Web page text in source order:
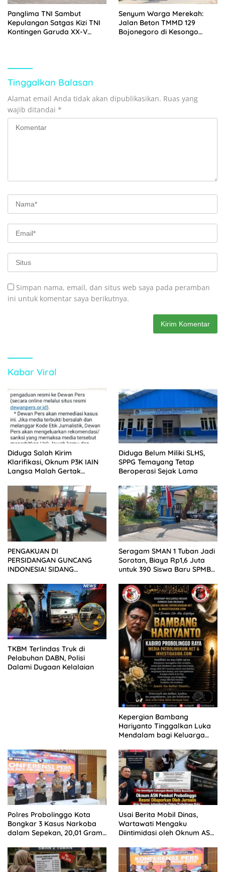
Panglima TNI Sambut
Kepulangan Satgas Kizi TNI
Kontingen Garuda XX-V
Senyum Warga Merekah:
Jalan Beton TMMD 129
Bojonegoro di Kesongo
Tinggalkan Balasan
Alamat email Anda tidak akan dipublikasikan. Ruas yang
wajib ditandai *
Simpan nama, email, dan situs web saya pada peramban
ini untuk komentar saya berikutnya.
Kabar Viral
Diduga Salah Kirim
Klarifikasi, Oknum P3K IAIN
Langsa Malah Gertak
Diduga Belum Miliki SLHS,
SPPG Temayang Tetap
Beroperasi Sejak Lama
PENGAKUAN DI
PERSIDANGAN GUNCANG
INDONESIA! SIDANG
KELUARGA KORBAN
MENGAMUK DI PN MALANG
Seragam SMAN 1 Tuban Jadi
Sorotan, Biaya Rp1,6 Juta
untuk 390 Siswa Baru SPMB
TKBM Terlindas Truk di
Pelabuhan DABN, Polisi
Dalami Dugaan Kelalaian
Kepergian Bambang
Hariyanto Tinggalkan Luka
Mendalam bagi Keluarga
Polres Probolinggo Kota
Bongkar 3 Kasus Narkoba
dalam Sepekan, 20,01 Gram
Usai Berita Mobil Dinas,
Wartawati Mengaku
Diintimidasi oleh Oknum ASN
Tempuh Jalur Hukum